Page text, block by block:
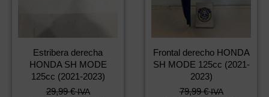
Estribera derecha
HONDA SH MODE
125cc (2021-2023)
29,99€ IVA
Frontal derecho HONDA
SH MODE 125cc (2021-
2023)
79,99€ IVA